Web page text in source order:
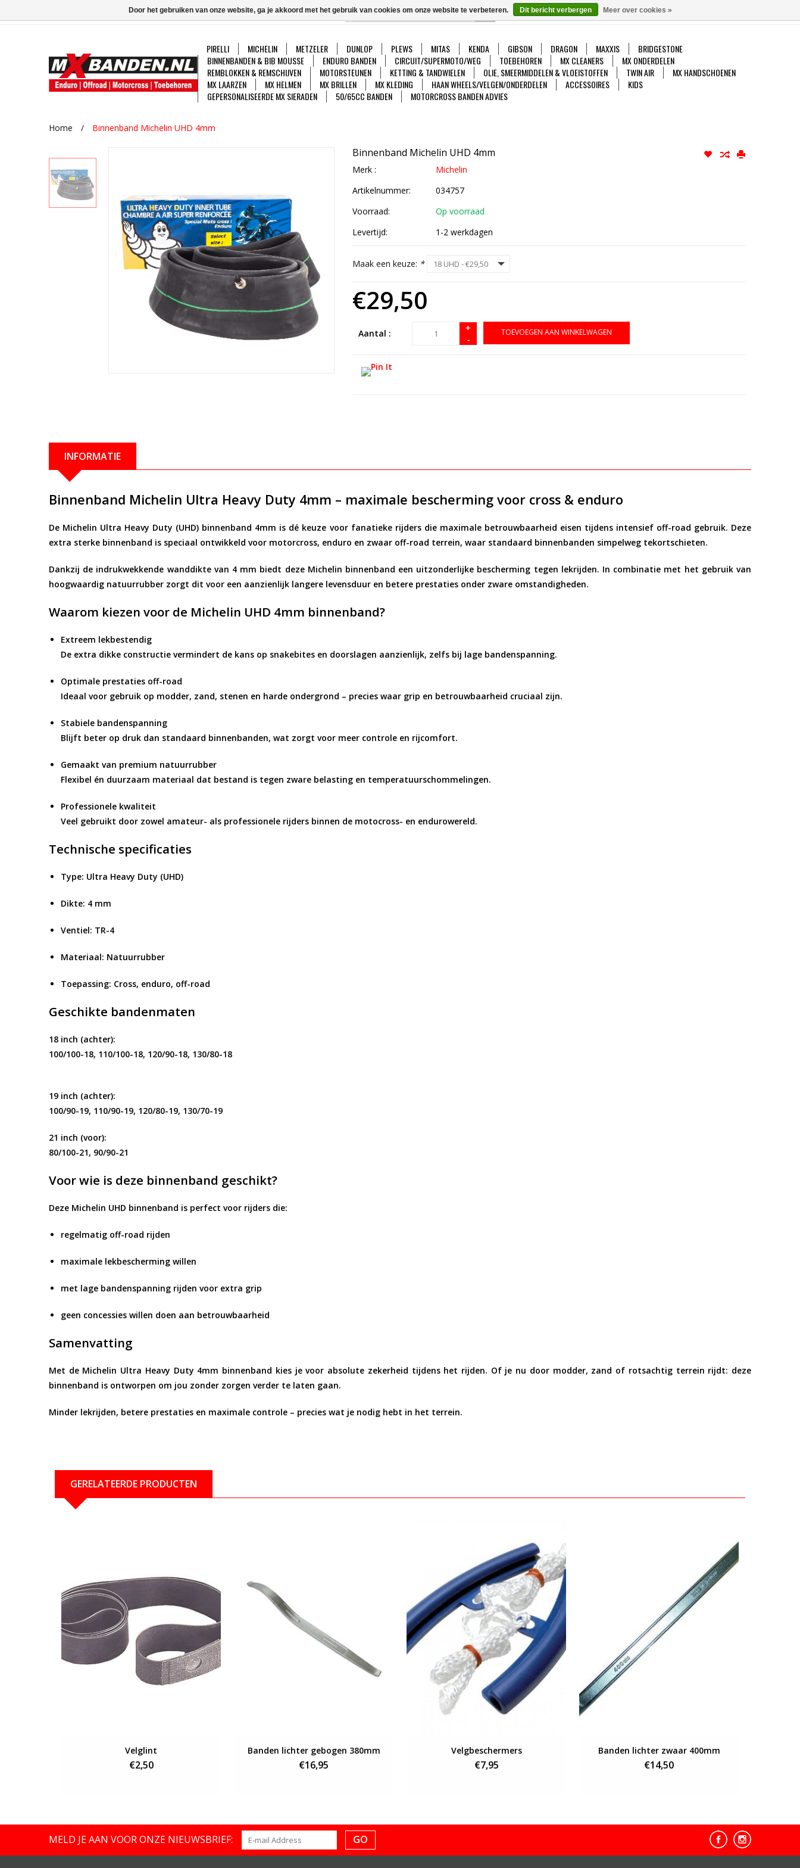
Mijn account / Registreren
Vergelijk
GO
PIRELLI MICHELIN METZELER DUNLOP PLEWS MITAS KENDA GIBSON DRAGON MAXXIS
BRIDGESTONE
BINNENBANDEN & BIB MOUSSE
ENDURO BANDEN CIRCUIT/SUPERMOTO/WEG TOEBEHOREN MX CLEANERS
MX ONDERDELEN
REMBLOKKEN & REMSCHIJVEN
MOTORSTEUNEN KETTING & TANDWIELEN OLIE, SMEERMIDDELEN & VLOEISTOFFEN TWIN AIR
MX HANDSCHOENEN
MX LAARZEN
MX HELMEN MX BRILLEN MX KLEDING HAAN WHEELS/VELGEN/ONDERDELEN ACCESSOIRES
KIDS
GEPERSONALISEERDE MX SIERADEN
50/65CC BANDEN MOTORCROSS BANDEN ADVIES
Home / Binnenband Michelin UHD 4mm
Binnenband Michelin UHD 4mm
Merk :
Michelin
Artikelnummer:
034757
Voorraad:
Op voorraad
Levertijd:
1-2 werkdagen
Maak een keuze: *
€29,50
Aantal :
+
-
TOEVOEGEN AAN WINKELWAGEN
INFORMATIE
Binnenband Michelin Ultra Heavy Duty 4mm – maximale bescherming voor cross & enduro
De Michelin Ultra Heavy Duty (UHD) binnenband 4mm is dé keuze voor fanatieke rijders die maximale betrouwbaarheid eisen tijdens intensief off-road gebruik. Deze
extra sterke binnenband is speciaal ontwikkeld voor motorcross, enduro en zwaar off-road terrein, waar standaard binnenbanden simpelweg tekortschieten.
Dankzij de indrukwekkende wanddikte van 4 mm biedt deze Michelin binnenband een uitzonderlijke bescherming tegen lekrijden. In combinatie met het gebruik van
hoogwaardig natuurrubber zorgt dit voor een aanzienlijk langere levensduur en betere prestaties onder zware omstandigheden.
Waarom kiezen voor de Michelin UHD 4mm binnenband?
Extreem lekbestendig
De extra dikke constructie vermindert de kans op snakebites en doorslagen aanzienlijk, zelfs bij lage bandenspanning.
Optimale prestaties off-road
Ideaal voor gebruik op modder, zand, stenen en harde ondergrond – precies waar grip en betrouwbaarheid cruciaal zijn.
Stabiele bandenspanning
Blijft beter op druk dan standaard binnenbanden, wat zorgt voor meer controle en rijcomfort.
Gemaakt van premium natuurrubber
Flexibel én duurzaam materiaal dat bestand is tegen zware belasting en temperatuurschommelingen.
Professionele kwaliteit
Veel gebruikt door zowel amateur- als professionele rijders binnen de motocross- en endurowereld.
Technische specificaties
Type: Ultra Heavy Duty (UHD)
Dikte: 4 mm
Ventiel: TR-4
Materiaal: Natuurrubber
Toepassing: Cross, enduro, off-road
Geschikte bandenmaten
18 inch (achter):
100/100-18, 110/100-18, 120/90-18, 130/80-18
19 inch (achter):
100/90-19, 110/90-19, 120/80-19, 130/70-19
21 inch (voor):
80/100-21, 90/90-21
Voor wie is deze binnenband geschikt?
Deze Michelin UHD binnenband is perfect voor rijders die:
regelmatig off-road rijden
maximale lekbescherming willen
met lage bandenspanning rijden voor extra grip
geen concessies willen doen aan betrouwbaarheid
Samenvatting
Met de Michelin Ultra Heavy Duty 4mm binnenband kies je voor absolute zekerheid tijdens het rijden. Of je nu door modder, zand of rotsachtig terrein rijdt: deze
binnenband is ontworpen om jou zonder zorgen verder te laten gaan.
Minder lekrijden, betere prestaties en maximale controle – precies wat je nodig hebt in het terrein.
GERELATEERDE PRODUCTEN
Velglint
€2,50
Banden lichter gebogen 380mm
€16,95
Velgbeschermers
€7,95
Banden lichter zwaar 400mm
€14,50
MELD JE AAN VOOR ONZE NIEUWSBRIEF: GO
Door het gebruiken van onze website, ga je akkoord met het gebruik van cookies om onze website te verbeteren. Dit bericht verbergen Meer over cookies »